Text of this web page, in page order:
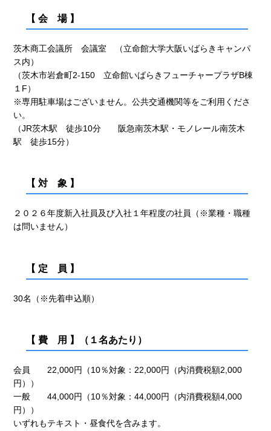
【 会 場 】
茨木商工会議所 会議室 （立命館大学大阪いばらきキャンパ
ス内）
（茨木市岩倉町2-150 立命館いばらきフューチャープラザB棟
１F）
※専用駐車場はございません。公共交通機関等をご利用くださ
い。
（JR茨木駅 徒歩10分 阪急南茨木駅・モノレール南茨木
駅 徒歩15分）
【 対 象 】
２０２６年度新入社員及び入社１年程度の社員（※業種・職種
は問いません）
【 定 員 】
30名（※先着申込順）
【 費 用 】（１名あたり）
会員 22,000円（10％対象：22,000円（内消費税額2,000
円））
一般 44,000円（10％対象：44,000円（内消費税額4,000
円））
いずれもテキスト・昼食代を含みます。